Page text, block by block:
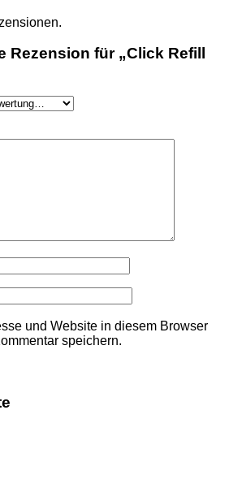
Rezension für „Click Refill
und Website in diesem Browser
speichern.